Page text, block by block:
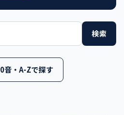
検索
音・A-Zで探す